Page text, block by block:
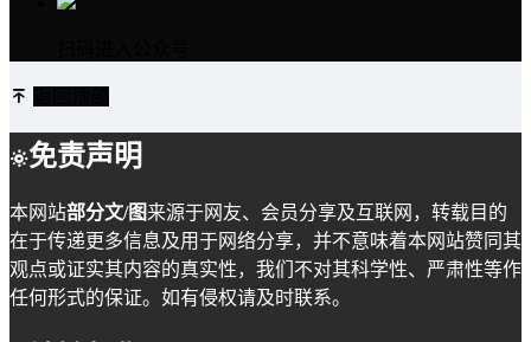
免责声明
本网站部分文/图来源于网友、会员分享及互联网，转载目的
在于传递更多信息及用于网络分享，并不意味着本网站赞同其
观点或证实其内容的真实性，我们不对其科学性、严肃性等作
任何形式的保证。如有侵权请及时联系。